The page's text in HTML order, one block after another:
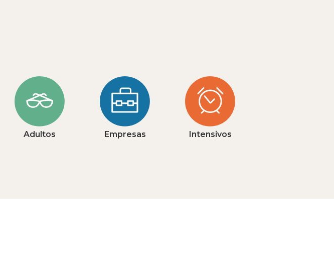
Adultos Empresas Intensivos